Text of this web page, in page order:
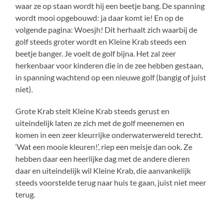
waar ze op staan wordt hij een beetje bang. De spanning
wordt mooi opgebouwd: ja daar komt ie! En op de
volgende pagina: Woesjh! Dit herhaalt zich waarbij de
golf steeds groter wordt en Kleine Krab steeds een
beetje banger. Je voelt de golf bijna. Het zal zeer
herkenbaar voor kinderen die in de zee hebben gestaan,
in spanning wachtend op een nieuwe golf (bangig of juist
niet).
Grote Krab stelt Kleine Krab steeds gerust en
uiteindelijk laten ze zich met de golf meenemen en
komen in een zeer kleurrijke onderwaterwereld terecht.
‘Wat een mooie kleuren!’, riep een meisje dan ook. Ze
hebben daar een heerlijke dag met de andere dieren
daar en uiteindelijk wil Kleine Krab, die aanvankelijk
steeds voorstelde terug naar huis te gaan, juist niet meer
terug.